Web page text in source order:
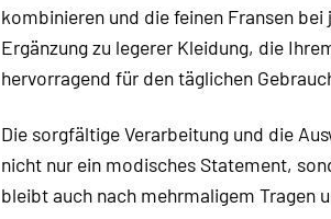
kombinieren und die feinen Fransen
Ergänzung zu legerer Kleidung, die
hervorragend für den täglichen
Die sorgfältige Verarbeitung und die
nicht nur ein modisches Statement,
bleibt auch nach mehrmaligem Tragen